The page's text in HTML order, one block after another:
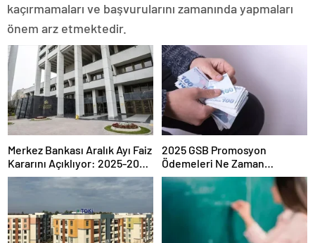
kaçırmamaları ve başvurularını zamanında yapmaları
önem arz etmektedir.
Merkez Bankası Aralık Ayı Faiz
Kararını Açıklıyor: 2025-2026
Takvimi
2025 GSB Promosyon
Ödemeleri Ne Zaman
Hesaplara Yatacak?